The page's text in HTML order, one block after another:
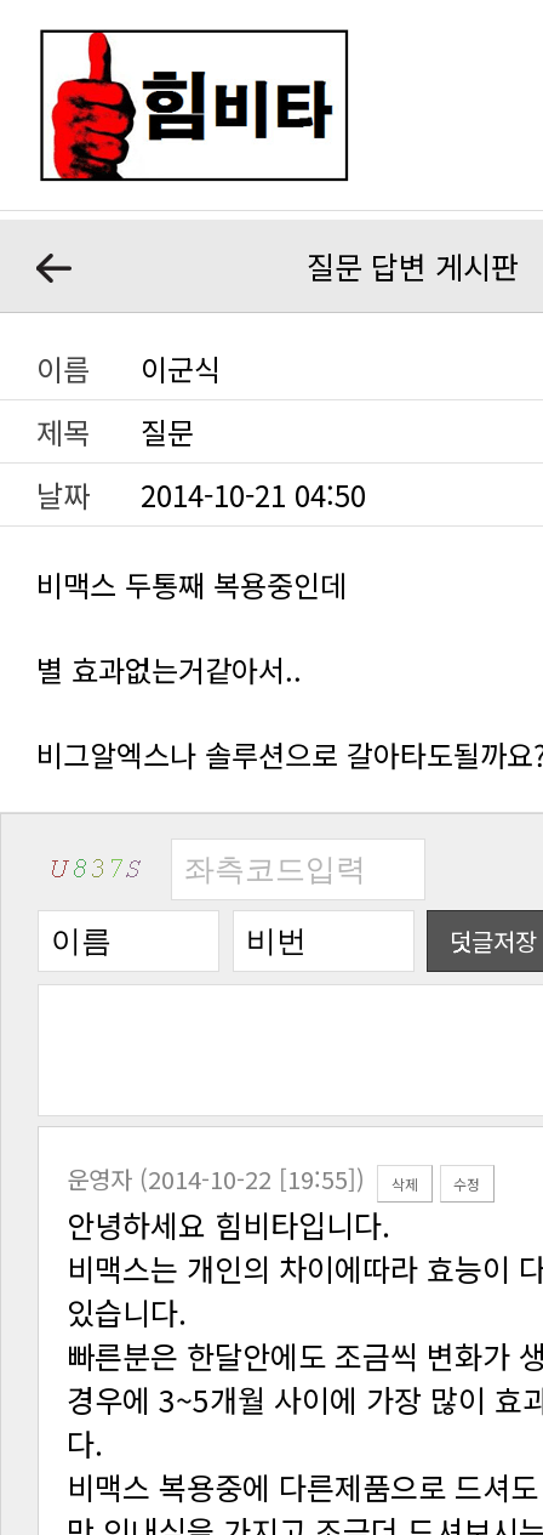
질문 답변 게시판
이름
이군식
제목
질문
날짜
2014-10-21 04:50
비맥스 두통째 복용중인데
별 효과없는거같아서..
비그알엑스나 솔루션으로 갈아타도될까요
덧글저장
운영자 (2014-10-22 [19:55]) 삭제 수정
안녕하세요 힘비타입니다.
있습니다.
다.